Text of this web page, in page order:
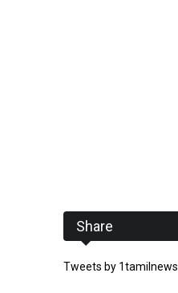
Share
Tweets by 1tamilnews